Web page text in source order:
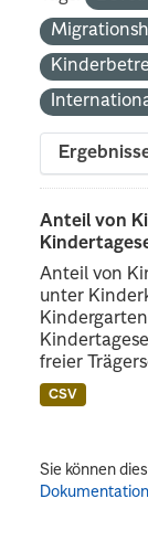
Anteil von
Anteil von
unter
freier
CSV
Sie können
Dokumentation